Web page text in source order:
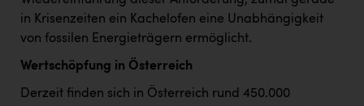
in Krisenzeiten ein Kachelofen eine Unabhängigkeit
von fossilen Energieträgern ermöglicht.
Wertschöpfung in Österreich
Derzeit finden sich in Österreich rund 450.000